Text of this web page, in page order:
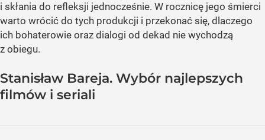
i skłania do refleksji jednocześnie. W rocznicę jego śmierci
warto wrócić do tych produkcji i przekonać się, dlaczego
ich bohaterowie oraz dialogi od dekad nie wychodzą
z obiegu.
Stanisław Bareja. Wybór najlepszych
filmów i seriali